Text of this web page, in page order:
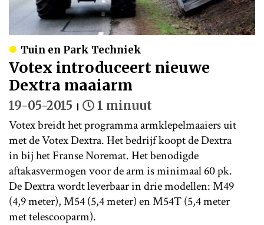
Tuin en Park Techniek
Votex introduceert nieuwe
Dextra maaiarm
19-05-2015 1 minuut
Votex breidt het programma armklepelmaaiers uit
met de Votex Dextra. Het bedrijf koopt de Dextra
in bij het Franse Noremat. Het benodigde
aftakasvermogen voor de arm is minimaal 60 pk.
De Dextra wordt leverbaar in drie modellen: M49
(4,9 meter), M54 (5,4 meter) en M54T (5,4 meter
met telescooparm).